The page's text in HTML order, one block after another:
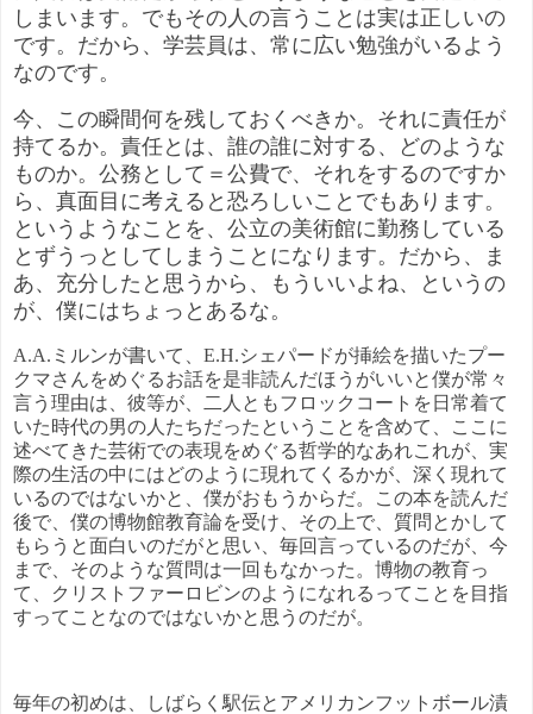
しまいます。でもその人の言うことは実は正しいの
です。だから、学芸員は、常に広い勉強がいるよう
なのです。
今、この瞬間何を残しておくべきか。それに責任が
持てるか。責任とは、誰の誰に対する、どのような
ものか。公務として＝公費で、それをするのですか
ら、真面目に考えると恐ろしいことでもあります。
というようなことを、公立の美術館に勤務している
とずうっとしてしまうことになります。だから、ま
あ、充分したと思うから、もういいよね、というの
が、僕にはちょっとあるな。
A.A. ミルンが書いて、 E.H.シェパードが挿絵を描いたプー
クマさんをめぐるお話を是非読んだほうがいいと僕が常々
言う理由は、彼等が、二人ともフロックコートを日常着て
いた時代の男の人たちだったということを含めて、ここに
述べてきた芸術での表現をめぐる哲学的なあれこれが、実
際の生活の中にはどのように現れてくるかが、深く現れて
いるのではないかと、僕がおもうからだ。この本を読んだ
後で、僕の博物館教育論を受け、その上で、質問とかして
もらうと面白いのだがと思い、毎回言っているのだが、今
まで、そのような質問は一回もなかった。博物の教育っ
て、クリストファーロビンのようになれるってことを目指
すってことなのではないかと思うのだが。
毎年の初めは、しばらく駅伝とアメリカンフットボール漬